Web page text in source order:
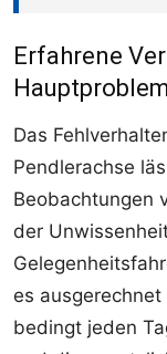
Erfahrene
Das
Pendlerachse
Beobachtungen
der
es
bedingt jeden